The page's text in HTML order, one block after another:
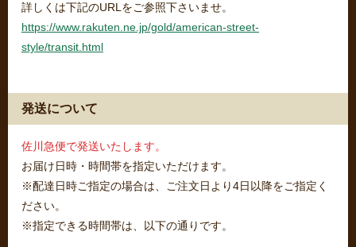
詳しくは下記のURLをご参照下さいませ。
https://www.rakuten.ne.jp/gold/american-street-
style/transit.html
発送について
佐川急便で発送いたします。
お届け日時・時間帯を指定いただけます。
※配達日時ご指定の場合は、ご注文日より4日以降をご指定く
ださい。
※指定できる時間帯は、以下の通りです。